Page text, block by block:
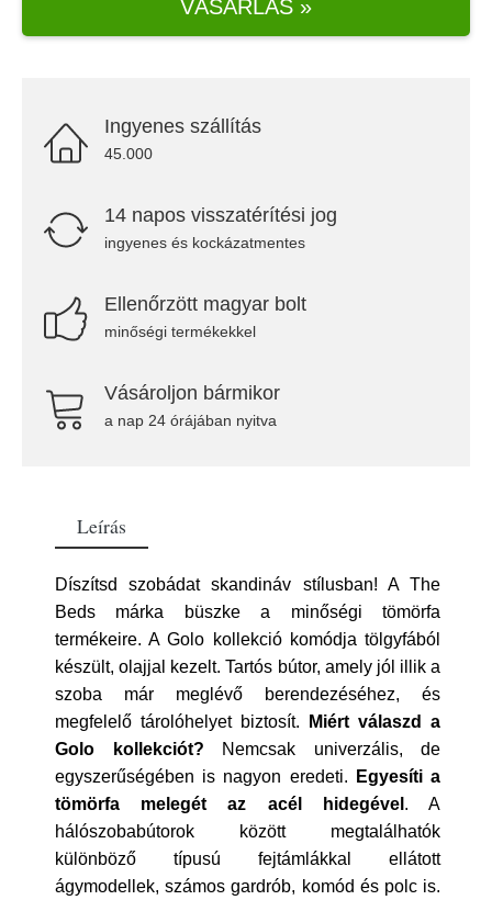
VÁSÁRLÁS »
Ingyenes szállítás
45.000
14 napos visszatérítési jog
ingyenes és kockázatmentes
Ellenőrzött magyar bolt
minőségi termékekkel
Vásároljon bármikor
a nap 24 órájában nyitva
Leírás
Díszítsd szobádat skandináv stílusban! A The
Beds márka büszke a minőségi tömörfa
termékeire. A Golo kollekció komódja tölgyfából
készült, olajjal kezelt. Tartós bútor, amely jól illik a
szoba már meglévő berendezéséhez, és
megfelelő tárolóhelyet biztosít.
Miért válaszd a
Golo kollekciót? Nemcsak univerzális, de
egyszerűségében is nagyon eredeti.
Egyesíti a
tömörfa melegét az acél hidegével . A
hálószobabútorok között megtalálhatók
különböző típusú fejtámlákkal ellátott
ágymodellek, számos gardrób, komód és polc is.